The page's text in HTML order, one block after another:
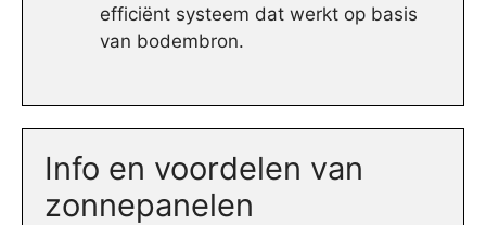
efficiënt systeem dat werkt op basis
van bodembron.
Info en voordelen van
zonnepanelen